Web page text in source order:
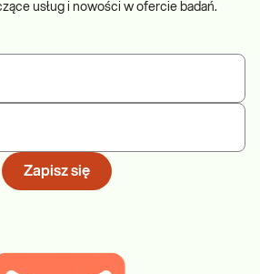
usług i nowości w ofercie badań.
Zapisz się